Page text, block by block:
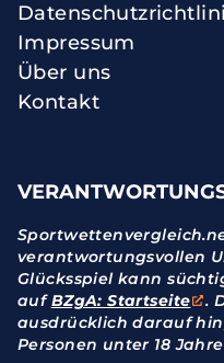
Impressum
Über uns
Kontakt
verantwortungsvollen
Glücksspiel kann
aufBZgA: Startseite
.
ausdrücklich darauf
Personen unter 18